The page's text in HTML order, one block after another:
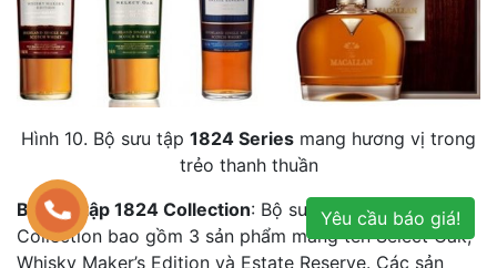
Hình 10. Bộ sưu tập 1824 Series mang hương vị trong
trẻo thanh thuần
Bộ sưu tập 1824 Collection: Bộ sưu tập 1824
Collection bao gồm 3 sản phẩm mang tên Select Oak,
Whisky Maker’s Edition và Estate Reserve. Các sản
Yêu cầu báo giá!